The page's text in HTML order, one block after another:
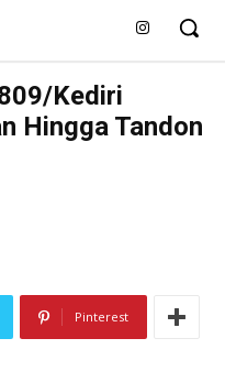
Kediri
Hingga Tandon
Pinterest